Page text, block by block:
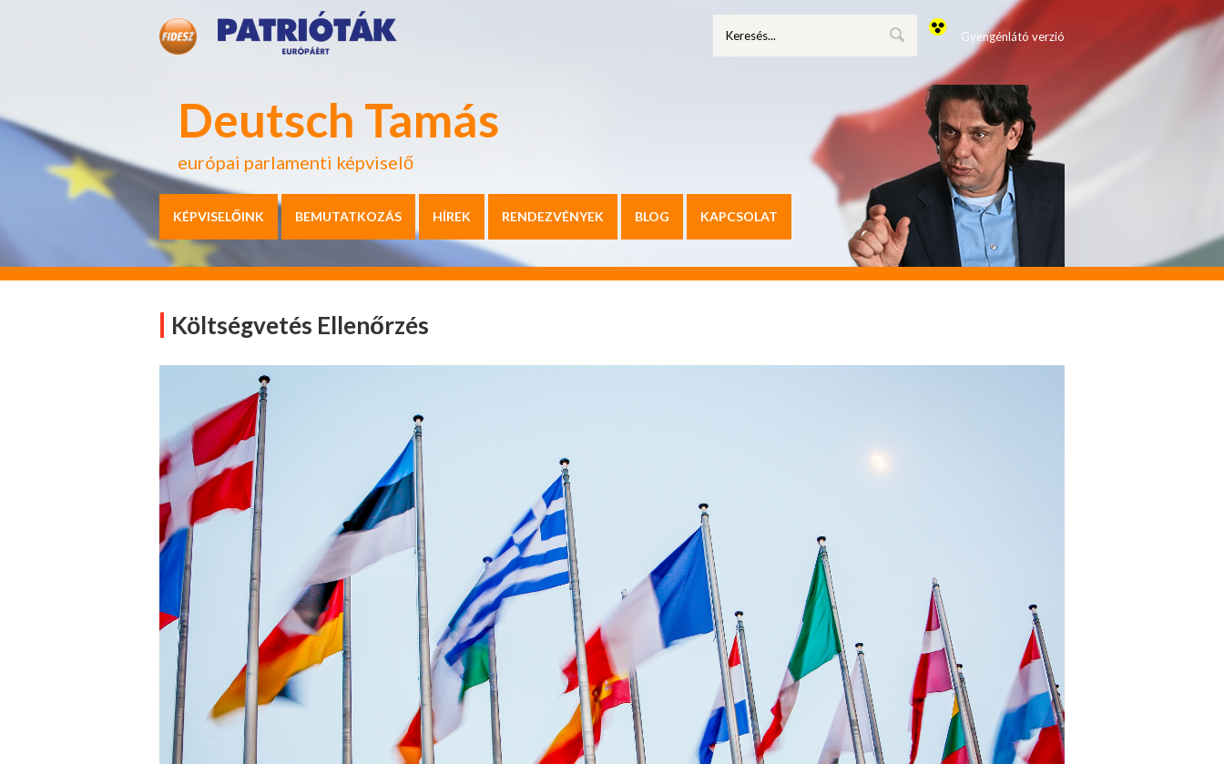
Deutsch Tamás
európai parlamenti képviselő
Gyengénlátó verzió
KÉPVISELŐINK BEMUTATKOZÁS HÍREK RENDEZVÉNYEK BLOG KAPCSOLAT
Költségvetés Ellenőrzés